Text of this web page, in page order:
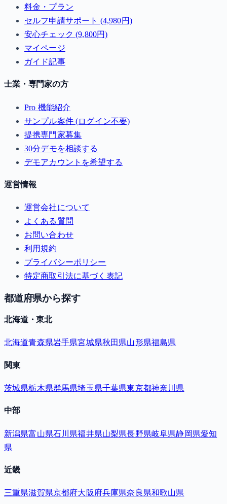
料金・プラン
セルフ申請サポート (4,980円)
安心チェック (9,800円)
マイページ
ガイド記事
士業・専門家の方
Pro 機能紹介
サンプル案件 (ログイン不要)
提携専門家募集
30分デモを相談する
デモアカウントを希望する
運営情報
運営会社について
よくある質問
お問い合わせ
利用規約
プライバシーポリシー
特定商取引法に基づく表記
都道府県から探す
北海道・東北
北海道青森県岩手県宮城県秋田県山形県福島県
関東
茨城県栃木県群馬県埼玉県千葉県東京都神奈川県
中部
新潟県富山県石川県福井県山梨県長野県岐阜県静岡県愛知
県
近畿
三重県滋賀県京都府大阪府兵庫県奈良県和歌山県